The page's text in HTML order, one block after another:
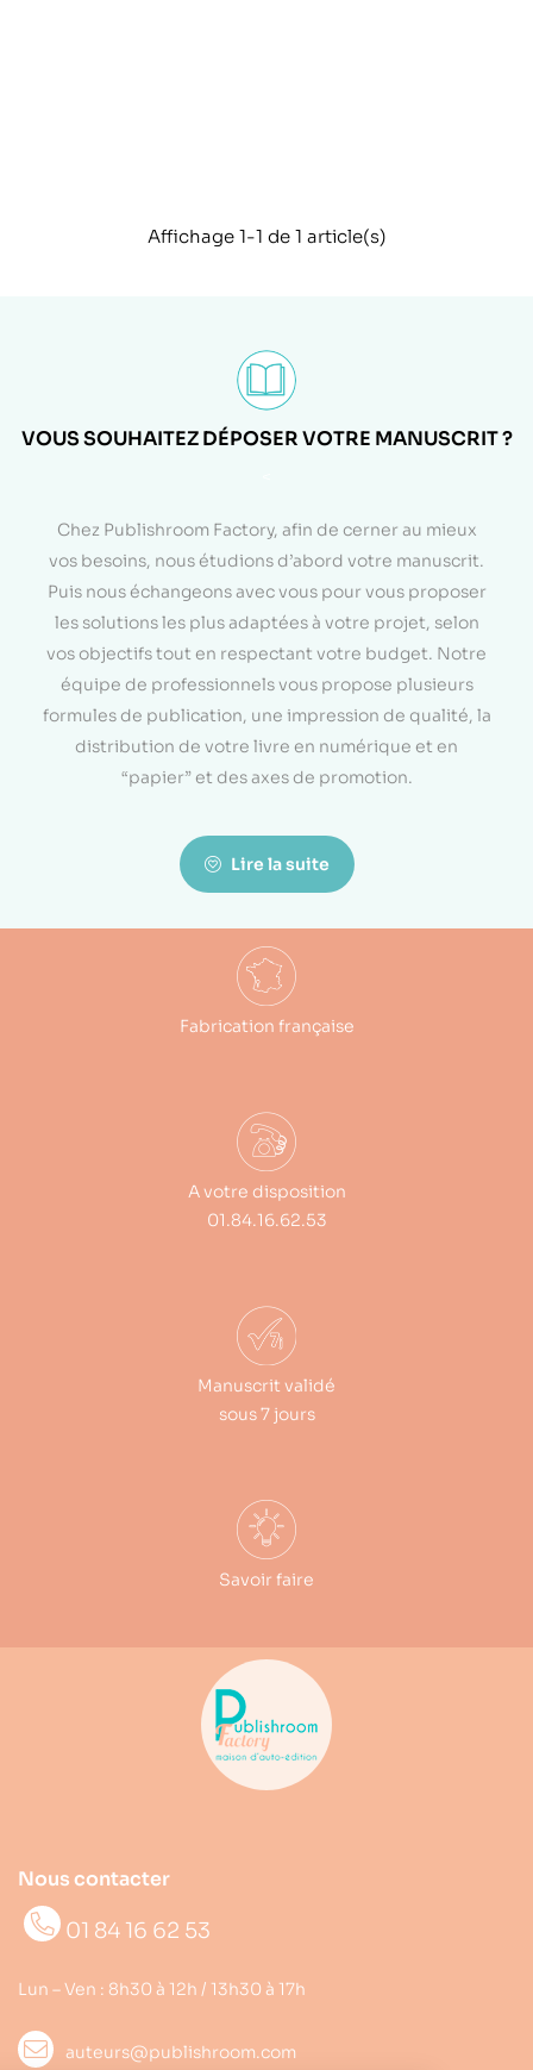
Affichage 1-1 de 1 article(s)
VOUS SOUHAITEZ DÉPOSER VOTRE MANUSCRIT ?
Chez Publishroom Factory, afin de cerner au mieux
vos besoins, nous étudions d’abord votre manuscrit.
Puis nous échangeons avec vous pour vous proposer
les solutions les plus adaptées à votre projet, selon
vos objectifs tout en respectant votre budget. Notre
équipe de professionnels vous propose plusieurs
formules de publication, une impression de qualité, la
distribution de votre livre en numérique et en
“papier” et des axes de promotion.
Lire la suite
Fabrication française
A votre disposition
01.84.16.62.53
Manuscrit validé
sous 7 jours
Savoir faire
Nous contacter
01 84 16 62 53
Lun – Ven : 8h30 à 12h / 13h30 à 17h
auteurs@publishroom.com